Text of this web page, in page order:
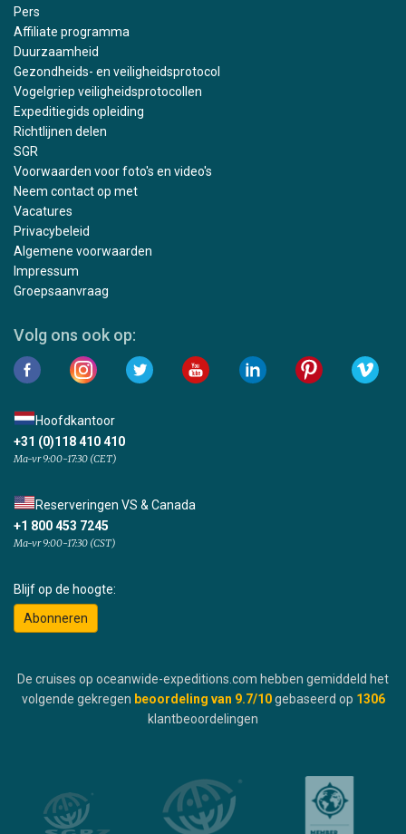
Pers
Affiliate programma
Duurzaamheid
Gezondheids- en veiligheidsprotocol
Vogelgriep veiligheidsprotocollen
Expeditiegids opleiding
Richtlijnen delen
SGR
Voorwaarden voor foto's en video's
Neem contact op met
Vacatures
Privacybeleid
Algemene voorwaarden
Impressum
Groepsaanvraag
Volg ons ook op:
Hoofdkantoor
+31 (0)118 410 410
Ma-vr 9:00-17:30 (CET)
Reserveringen VS & Canada
+1 800 453 7245
Ma-vr 9:00-17:30 (CST)
Blijf op de hoogte:
Abonneren
De cruises op oceanwide-expeditions.com hebben gemiddeld het
volgende gekregen beoordeling van 9.7/10 gebaseerd op 1306
klantbeoordelingen